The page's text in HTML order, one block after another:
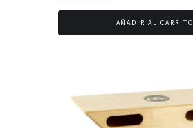
AÑADIR AL CARRITO